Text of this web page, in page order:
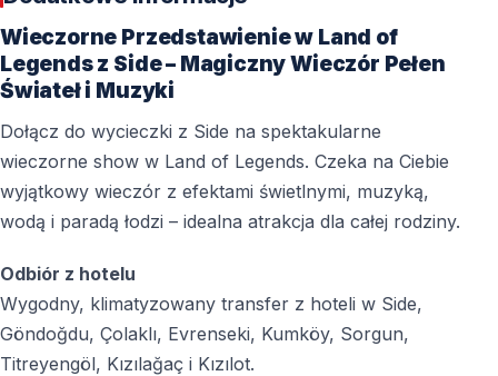
Najczęściej zadawane pytania
Czy Wieczorny Spektakl Land of Legends jest
Tak, samo widowisko jest bezpłatne. Opłata dotyczy
wyłącznie transportu.
Czy potrzebny jest bilet do parku rozrywki?
Czy atrakcja jest odpowiednia dla dzieci?
Tak, wydarzenie jest przyjazne rodzinom i dzieciom.
Wieczorne Przedstawienie w Land of
Legends z Side – Magiczny Wieczór Pełen
Świateł i Muzyki
Dołącz do wycieczki z Side na spektakularne
wieczorne show w Land of Legends. Czeka na Ciebie
wyjątkowy wieczór z efektami świetlnymi, muzyką,
wodą i paradą łodzi – idealna atrakcja dla całej rodziny.
Odbiór z hotelu
Wygodny, klimatyzowany transfer z hoteli w Side,
Göndoğdu, Çolaklı, Evrenseki, Kumköy, Sorgun,
Titreyengöl, Kızılağaç i Kızılot.